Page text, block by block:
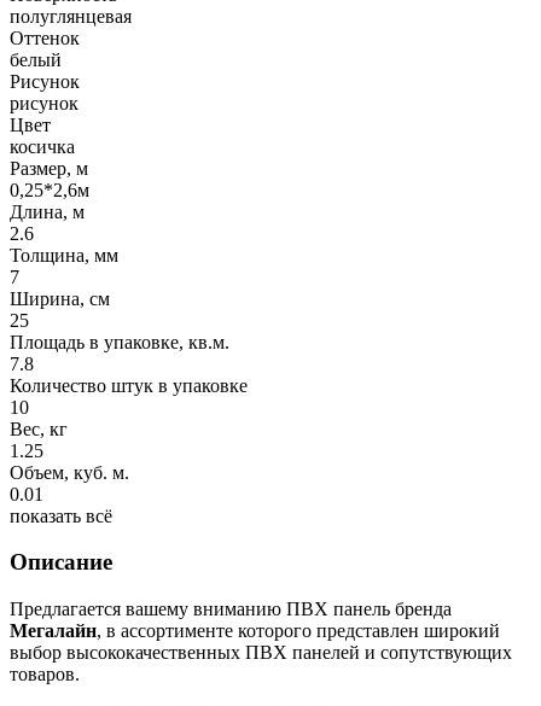
полуглянцевая
Оттенок
белый
Рисунок
рисунок
Цвет
косичка
Размер, м
0,25*2,6м
Длина, м
2.6
Толщина, мм
7
Ширина, см
25
Площадь в упаковке, кв.м.
7.8
Количество штук в упаковке
10
Вес, кг
1.25
Объем, куб. м.
0.01
показать всё
Описание
Предлагается вашему вниманию ПВХ панель бренда
Мегалайн, в ассортименте которого представлен широкий
выбор высококачественных ПВХ панелей и сопутствующих
товаров.